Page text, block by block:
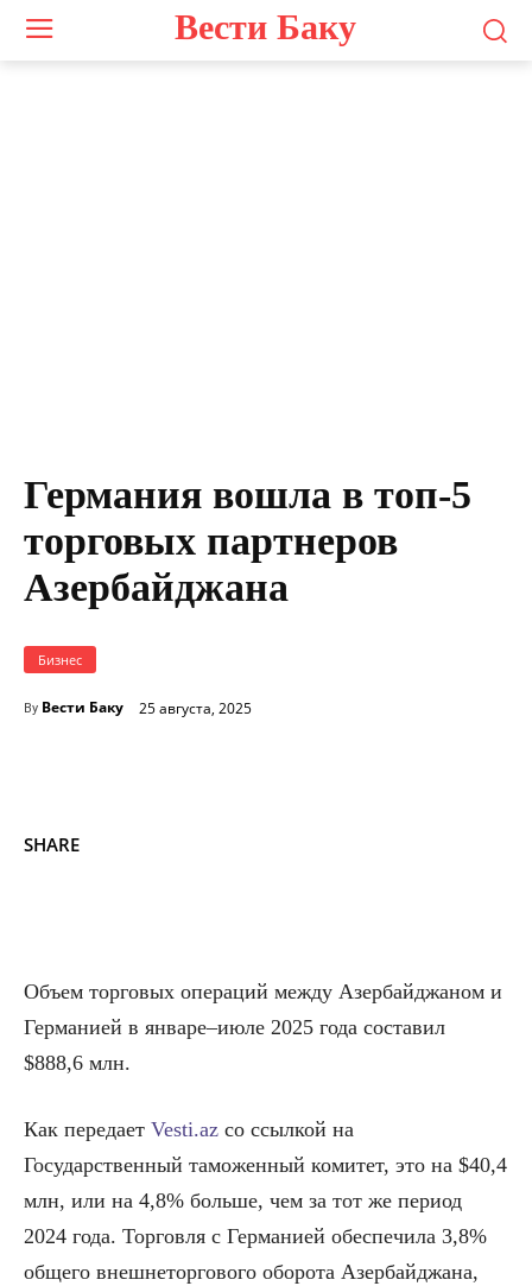
Вести Баку
Германия вошла в топ-5
торговых партнеров
Азербайджана
Бизнес
By Вести Баку 25 августа, 2025
SHARE
Объем торговых операций между Азербайджаном и
Германией в январе–июле 2025 года составил
$888,6 млн.
Как передает Vesti.az со ссылкой на
Государственный таможенный комитет, это на $40,4
млн, или на 4,8% больше, чем за тот же период
2024 года. Торговля с Германией обеспечила 3,8%
общего внешнеторгового оборота Азербайджана,